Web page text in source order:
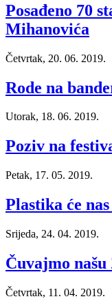
Posađeno 70
Mihanovića
Četvrtak, 20. 06. 2019.
Rode na
Utorak, 18. 06. 2019.
Poziv na
Petak, 17. 05. 2019.
Plastika će
Srijeda, 24. 04. 2019.
Čuvajmo
Četvrtak, 11. 04. 2019.